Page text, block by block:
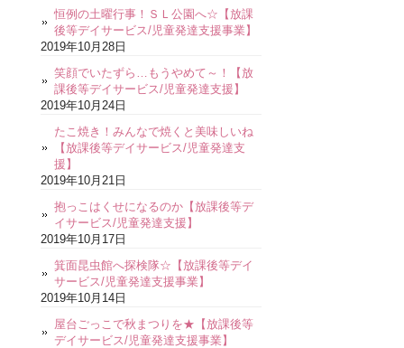
恒例の土曜行事！ＳＬ公園へ☆【放課
後等デイサービス/児童発達支援事業】
2019年10月28日
笑顔でいたずら…もうやめて～！【放
課後等デイサービス/児童発達支援】
2019年10月24日
たこ焼き！みんなで焼くと美味しいね
【放課後等デイサービス/児童発達支
援】
2019年10月21日
抱っこはくせになるのか【放課後等デ
イサービス/児童発達支援】
2019年10月17日
箕面昆虫館へ探検隊☆【放課後等デイ
サービス/児童発達支援事業】
2019年10月14日
屋台ごっこで秋まつりを★【放課後等
デイサービス/児童発達支援事業】